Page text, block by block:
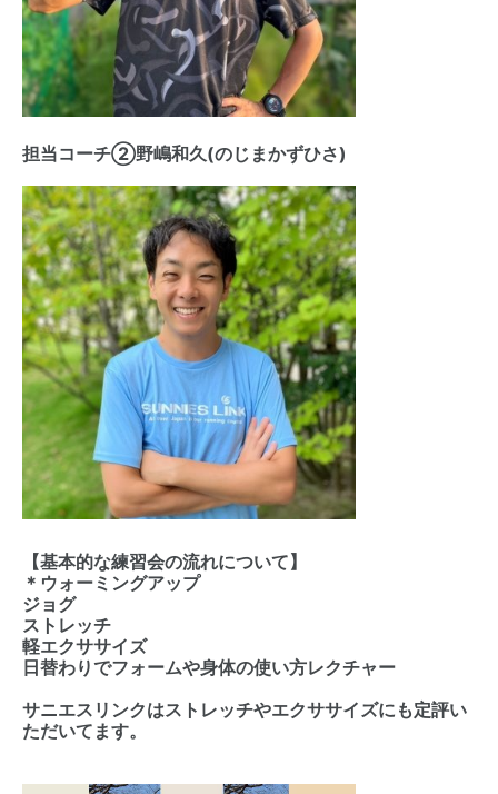
担当コーチ②野嶋和久(のじまかずひさ)
【基本的な練習会の流れについて】
＊ウォーミングアップ
ジョグ
ストレッチ
軽エクササイズ
日替わりでフォームや身体の使い方レクチャー
サニエスリンクはストレッチやエクササイズにも定評い
ただいてます。